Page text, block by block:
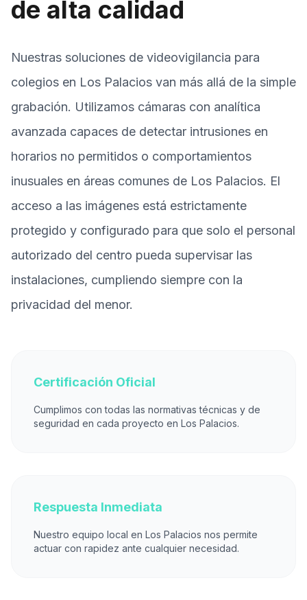
de alta calidad
Nuestras soluciones de videovigilancia para
colegios en Los Palacios van más allá de la simple
grabación. Utilizamos cámaras con analítica
avanzada capaces de detectar intrusiones en
horarios no permitidos o comportamientos
inusuales en áreas comunes de Los Palacios. El
acceso a las imágenes está estrictamente
protegido y configurado para que solo el personal
autorizado del centro pueda supervisar las
instalaciones, cumpliendo siempre con la
privacidad del menor.
Certificación Oficial
Cumplimos con todas las normativas técnicas y de
seguridad en cada proyecto en Los Palacios.
Respuesta Inmediata
Nuestro equipo local en Los Palacios nos permite
actuar con rapidez ante cualquier necesidad.